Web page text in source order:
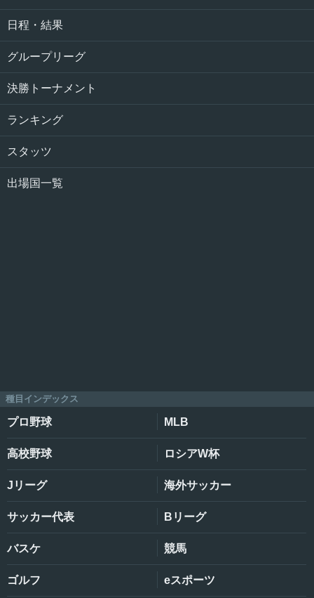
日程・結果
グループリーグ
決勝トーナメント
ランキング
スタッツ
出場国一覧
種目インデックス
プロ野球 MLB
高校野球 ロシアW杯
Jリーグ 海外サッカー
サッカー代表 Bリーグ
バスケ 競馬
ゴルフ eスポーツ